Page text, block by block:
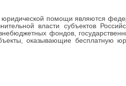
юридической помощи являются
власти субъектов
фондов,
оказывающие бесплатную